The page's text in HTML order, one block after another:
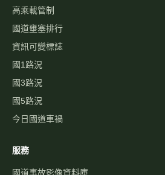
歷史車速
經緯度查即時影像
自訂影像
路況通報
國道服務區 休息站
交流道資訊
旅遊景點
國道事故影像批量下載